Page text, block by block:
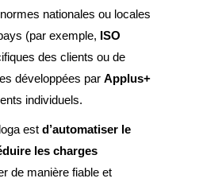
nationales ou locales
(par exemple, ISO
des clients ou de
développées par Applus+
individuels.
est d’automatiser le
les charges
de manière fiable et